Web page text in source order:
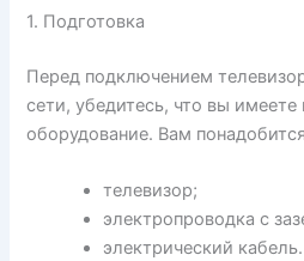
1. Подготовка
Перед подключением
сети, убедитесь, что вы
оборудование. Вам
телевизор;
электропроводка с
электрический кабель.